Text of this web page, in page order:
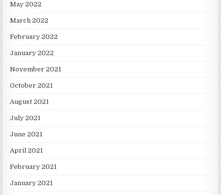
May 2022
March 2022
February 2022
January 2022
November 2021
October 2021
August 2021
July 2021
June 2021
April 2021
February 2021
January 2021